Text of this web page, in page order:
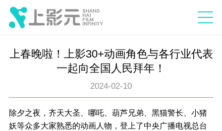
上春晚啦！上影30+动画角色与各行业代表
一起向全国人民拜年！
2024-02-10
除夕之夜，齐天大圣、哪吒、葫芦兄弟、黑猫警长、小猪
妖等众多大家熟悉的动画人物，登上了中央广播电视总台